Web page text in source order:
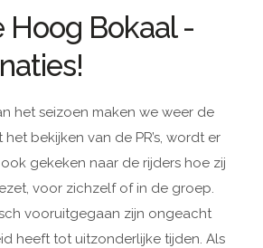
Hoog Bokaal -
het seizoen maken we weer de
bekijken van de PR’s, wordt er
gekeken naar de rijders hoe zij
voor zichzelf of in de groep.
vooruitgegaan zijn ongeacht
heeft tot uitzonderlijke tijden. Als